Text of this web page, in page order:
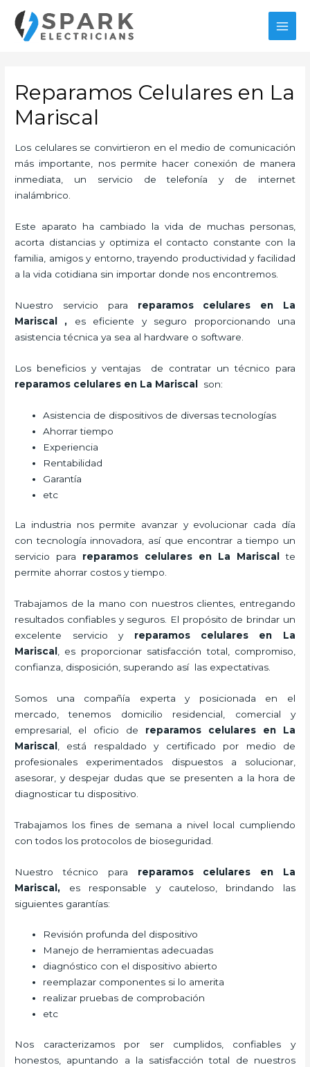
contenido
Reparamos Celulares en La
Mariscal
Los celulares se convirtieron en el medio de comunicación
más importante, nos permite hacer conexión de manera
inmediata, un servicio de telefonía y de internet
inalámbrico.
Este aparato ha cambiado la vida de muchas personas,
acorta distancias y optimiza el contacto constante con la
familia, amigos y entorno, trayendo productividad y facilidad
a la vida cotidiana sin importar donde nos encontremos.
Nuestro servicio para reparamos celulares en La
Mariscal
, es eficiente y seguro proporcionando una
asistencia técnica ya sea al hardware o software.
Los beneficios y ventajas de contratar un técnico para
reparamos celulares en La Mariscal son:
Asistencia de dispositivos de diversas tecnologías
Ahorrar tiempo
Experiencia
Rentabilidad
Garantía
etc
La industria nos permite avanzar y evolucionar cada día
con tecnología innovadora, así que encontrar a tiempo un
servicio para reparamos celulares en La Mariscal
te
permite ahorrar costos y tiempo.
Trabajamos de la mano con nuestros clientes, entregando
resultados confiables y seguros. El propósito de brindar un
excelente servicio y reparamos celularesen La
Mariscal
, es proporcionar satisfacción total, compromiso,
confianza, disposición, superando así las expectativas.
Somos una compañía experta y posicionada en el
mercado, tenemos domicilio residencial, comercial y
empresarial, el oficio de reparamos celulares
en La
Mariscal
, está respaldado y certificado por medio de
profesionales experimentados dispuestos a solucionar,
asesorar, y despejar dudas que se presenten a la hora de
diagnosticar tu dispositivo.
Trabajamos los fines de semana a nivel local cumpliendo
con todos los protocolos de bioseguridad.
Nuestro técnico para reparamos celulares
en La
Mariscal, es responsable y cauteloso, brindando las
siguientes garantías:
Revisión profunda del dispositivo
Manejo de herramientas adecuadas
diagnóstico con el dispositivo abierto
reemplazar componentes si lo amerita
realizar pruebas de comprobación
etc
Nos caracterizamos por ser cumplidos, confiables y
honestos, apuntando a la satisfacción total de nuestros